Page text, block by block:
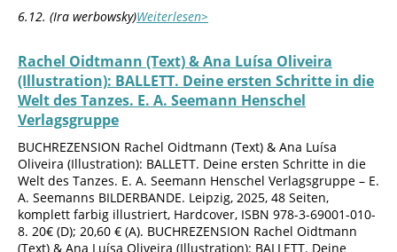
6.12. (Ira werbowsky)Weiterlesen>
Rachel Oidtmann (Text) & Ana Luísa Oliveira
(Illustration): BALLETT. Deine ersten Schritte in die
Welt des Tanzes. E. A. Seemann Henschel
Verlagsgruppe
BUCHREZENSION Rachel Oidtmann (Text) & Ana Luísa
Oliveira (Illustration): BALLETT. Deine ersten Schritte in die
Welt des Tanzes. E. A. Seemann Henschel Verlagsgruppe – E.
A. Seemanns BILDERBANDE. Leipzig, 2025, 48 Seiten,
komplett farbig illustriert, Hardcover, ISBN 978-3-69001-010-
8. 20€ (D); 20,60 € (A). BUCHREZENSION Rachel Oidtmann
(Text) & Ana Luísa Oliveira (Illustration): BALLETT. Deine